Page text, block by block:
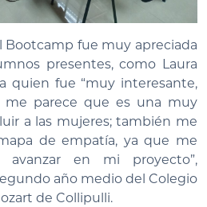
Bootcamp fue muy apreciada
presentes, como Laura
quien fue “muy interesante,
me parece que es una muy
a las mujeres; también me
de empatía, ya que me
en mi proyecto”,
año medio del Colegio
de Collipulli.